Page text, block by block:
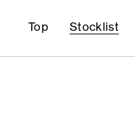
Top Stocklist